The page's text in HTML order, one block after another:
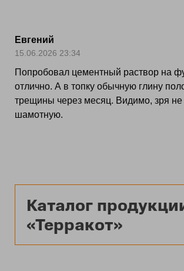
Евгений
15.06.2026 23:34
Попробовал цементный раствор на
отлично. А в топку обычную глину
трещины через месяц. Видимо, зря не
шамотную.
Каталог
«Терракот»